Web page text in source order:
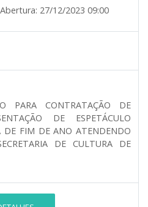
Abertura: 27/12/2023 09:00
PARA CONTRATAÇÃO DE
DE ESPETÁCULO
DE FIM DE ANO ATENDENDO
DE CULTURA DE